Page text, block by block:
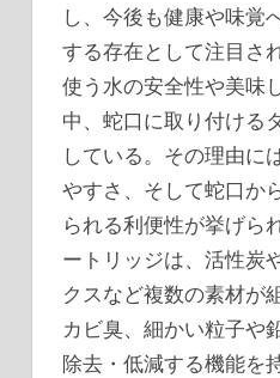
し、今後も健康や味覚
する存在として注目さ
使う水の安全性や美味
中、蛇口に取り付ける
している。その理由に
やすさ、そして蛇口か
られる利便性が挙げら
ートリッジは、活性炭
クスなど複数の素材が
カビ臭、細かい粒子や
除去・低減する機能を